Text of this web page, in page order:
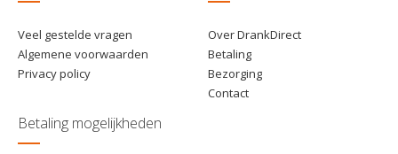
Veel gestelde vragen
Algemene voorwaarden
Privacy policy
Over DrankDirect
Betaling
Bezorging
Contact
Betaling mogelijkheden